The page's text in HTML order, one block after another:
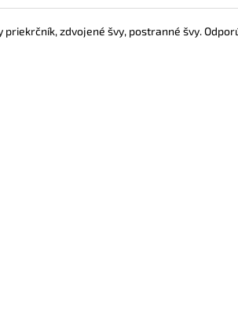
zdvojené švy, postranné švy.